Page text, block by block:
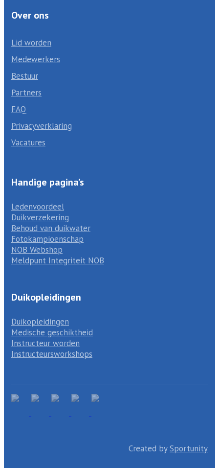
Over ons
Lid worden
Medewerkers
Bestuur
Partners
FAQ
Privacyverklaring
Vacatures
Handige pagina’s
Ledenvoordeel
Duikverzekering
Behoud van duikwater
Fotokampioenschap
NOB Webshop
Meldpunt Integriteit NOB
Duikopleidingen
Duikopleidingen
Medische geschiktheid
Instructeur worden
Instructeursworkshops
Created bySportunity